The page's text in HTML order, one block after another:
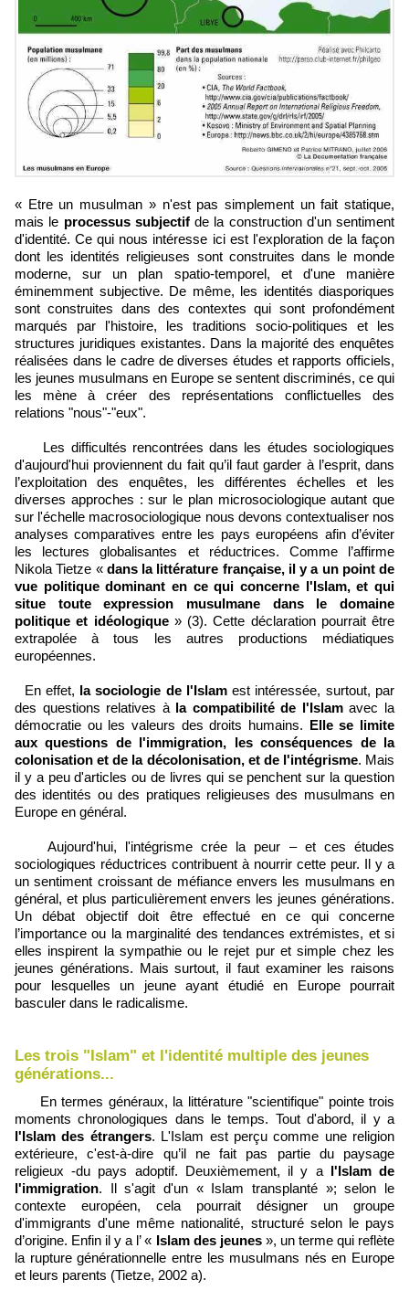
« Etre un musulman » n'est pas simplement un fait statique,
mais le
processus subjectifde la construction d'un sentiment
d'identité. Ce qui nous intéresse ici est l'exploration de la façon
dont les identités religieuses sont construites dans le monde
moderne, sur un plan spatio-temporel, et d'une manière
éminemment subjective. De même, les identités diasporiques
sont construites dans des contextes qui sont profondément
marqués par l'histoire, les traditions socio-politiques et les
structures juridiques existantes. Dans la majorité des enquêtes
réalisées dans le cadre de diverses études et rapports officiels,
les jeunes musulmans en Europe se sentent discriminés, ce qui
les mène à créer des représentations conflictuelles des
relations "nous"-"eux".
Les difficultés rencontrées dans les études sociologiques
d'aujourd'hui proviennent du fait qu’il faut garder à l’esprit, dans
l’exploitation des enquêtes, les différentes échelles et les
diverses approches : sur le plan microsociologique autant que
sur l'échelle macrosociologique nous devons contextualiser nos
analyses comparatives entre les pays européens afin d’éviter
les lectures globalisantes et réductrices. Comme l’affirme
Nikola Tietze « dans la littérature française, il y a un point de
vue politique dominant en ce qui concerne l'Islam, et qui
situe toute expression musulmane dans le domaine
politique et idéologique» (3). Cette déclaration pourrait être
extrapolée à tous les autres productions médiatiques
européennes.
En effet, la sociologie de l'Islamest intéressée, surtout, par
des questions relatives à la compatibilité de l'Islamavec la
démocratie ou les valeurs des droits humains. Elle se limite
aux questions de l'immigration, les conséquences de la
colonisation et de la décolonisation, et de l'intégrisme. Mais
il y a peu d'articles ou de livres qui se penchent sur la question
des identités ou des pratiques religieuses des musulmans en
Europe en général.
Aujourd'hui, l'intégrisme crée la peur – et ces études
sociologiques réductrices contribuent à nourrir cette peur. Il y a
un sentiment croissant de méfiance envers les musulmans en
général, et plus particulièrement envers les jeunes générations.
Un débat objectif doit être effectué en ce qui concerne
l’importance ou la marginalité des tendances extrémistes, et si
elles inspirent la sympathie ou le rejet pur et simple chez les
jeunes générations. Mais surtout, il faut examiner les raisons
pour lesquelles un jeune ayant étudié en Europe pourrait
basculer dans le radicalisme.
Les trois "Islam" et l'identité multiple des jeunes
générations...
En termes généraux, la littérature "scientifique" pointe trois
moments chronologiques dans le temps. Tout d'abord, il y a
l'Islam des étrangers. L'Islam est perçu comme une religion
extérieure, c'est-à-dire qu’il ne fait pas partie du paysage
religieux -du pays adoptif. Deuxièmement, il y a l'Islam de
l'immigration. Il s'agit d'un « Islam transplanté »; selon le
contexte européen, cela pourrait désigner un groupe
d'immigrants d'une même nationalité, structuré selon le pays
d’origine. Enfin il y a l’ « Islam des jeunes », un terme qui reflète
la rupture générationnelle entre les musulmans nés en Europe
et leurs parents (Tietze, 2002 a).